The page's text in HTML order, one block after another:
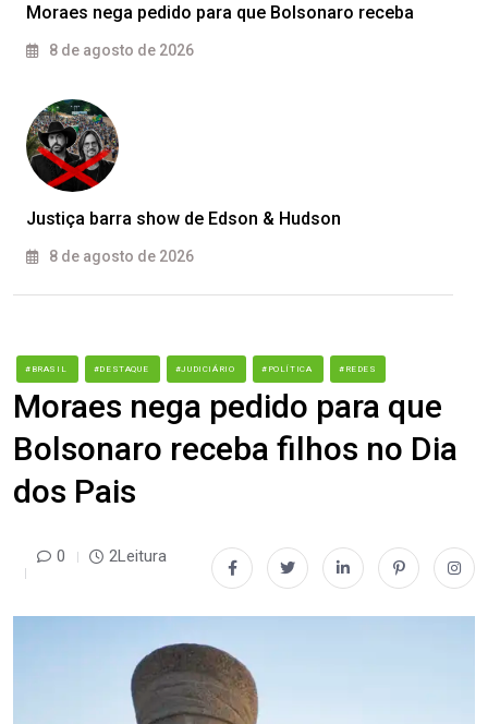
Moraes nega pedido para que Bolsonaro receba
8 de agosto de 2026
Justiça barra show de Edson & Hudson
8 de agosto de 2026
#BRASIL #DESTAQUE #JUDICIÁRIO #POLÍTICA #REDES
Moraes nega pedido para que
Bolsonaro receba filhos no Dia
dos Pais
0 2Leitura